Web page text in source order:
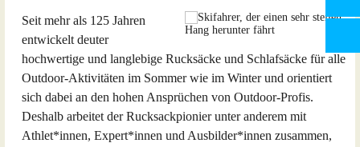
Seit mehr als 125 Jahren
entwickelt deuter
hochwertige und langlebige Rucksäcke und Schlafsäcke für alle
Outdoor-Aktivitäten im Sommer wie im Winter und orientiert
sich dabei an den hohen Ansprüchen von Outdoor-Profis.
Deshalb arbeitet der Rucksackpionier unter anderem mit
Athlet*innen, Expert*innen und Ausbilder*innen zusammen,